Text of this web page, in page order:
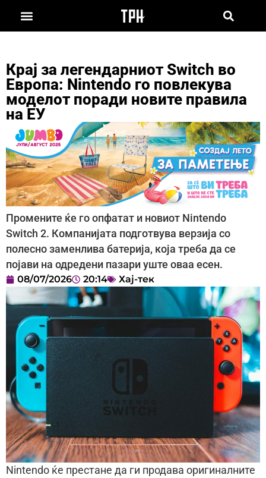
Крај за легендарниот Switch во
Европа: Nintendo го повлекува
моделот поради новите правила
на ЕУ
Промените ќе го опфатат и новиот Nintendo
Switch 2. Компанијата подготвува верзија со
полесно заменлива батерија, која треба да се
појави на одредени пазари уште оваа есен.
08/07/2026 20:14 Хај-тек
Nintendo ќе престане да ги продава оригиналните